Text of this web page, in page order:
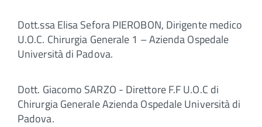
Dott.ssa Elisa Sefora PIEROBON, Dirigente medico
U.O.C. Chirurgia Generale 1 – Azienda Ospedale
Università di Padova.
Dott. Giacomo SARZO - Direttore F.F U.O.C di
Chirurgia Generale Azienda Ospedale Università di
Padova.